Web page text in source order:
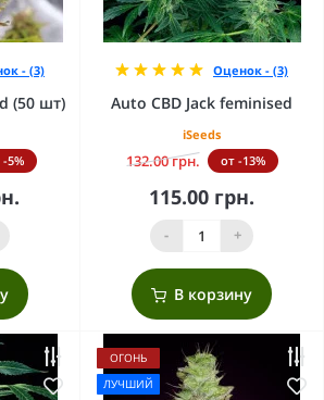
- (3)
(50 шт)
5%
Оценок - (3)
Auto CBD Jack feminised
iSeeds
132.00 грн. от -13%
115.00 грн.
- +
В корзину
ОГОНЬ
ЛУЧШИЙ